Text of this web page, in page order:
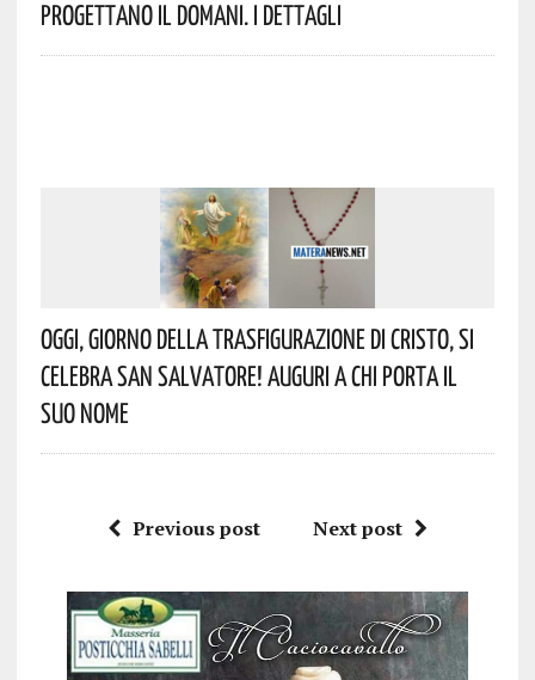
Progettano Il Domani. I Dettagli
Oggi, Giorno Della Trasfigurazione Di Cristo, Si
Celebra San Salvatore! Auguri A Chi Porta Il
Suo Nome
Previous post Next post